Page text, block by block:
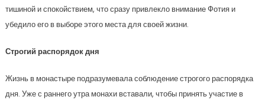
тишиной и спокойствием, что сразу привлекло внимание Фотия и
убедило его в выборе этого места для своей жизни.
Строгий распорядок дня
Жизнь в монастыре подразумевала соблюдение строгого распорядка
дня. Уже с раннего утра монахи вставали, чтобы принять участие в